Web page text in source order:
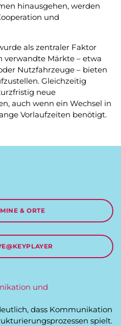
hinausgehen, werden
und
als zentraler Faktor
verwandte Märkte – etwa
Nutzfahrzeuge – bieten
Gleichzeitig
neue
auch wenn ein Wechsel in
Vorlaufzeiten benötigt.
& ORTE
und
dass Kommunikation
spielt.